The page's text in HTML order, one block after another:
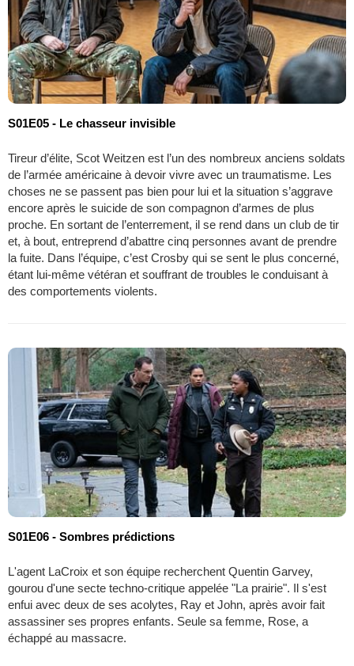
S01E05 - Le chasseur invisible
Tireur d’élite, Scot Weitzen est l’un des nombreux anciens soldats
de l’armée américaine à devoir vivre avec un traumatisme. Les
choses ne se passent pas bien pour lui et la situation s’aggrave
encore après le suicide de son compagnon d’armes de plus
proche. En sortant de l’enterrement, il se rend dans un club de tir
et, à bout, entreprend d’abattre cinq personnes avant de prendre
la fuite. Dans l’équipe, c’est Crosby qui se sent le plus concerné,
étant lui-même vétéran et souffrant de troubles le conduisant à
des comportements violents.
S01E06 - Sombres prédictions
L'agent LaCroix et son équipe recherchent Quentin Garvey,
gourou d'une secte techno-critique appelée "La prairie". Il s'est
enfui avec deux de ses acolytes, Ray et John, après avoir fait
assassiner ses propres enfants. Seule sa femme, Rose, a
échappé au massacre.